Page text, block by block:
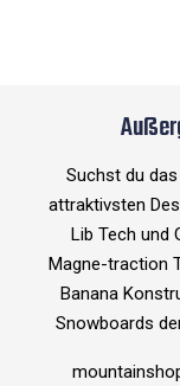
Suchst du
attraktivsten
Lib Tech und
Magne-traction
Banana
Snowboards